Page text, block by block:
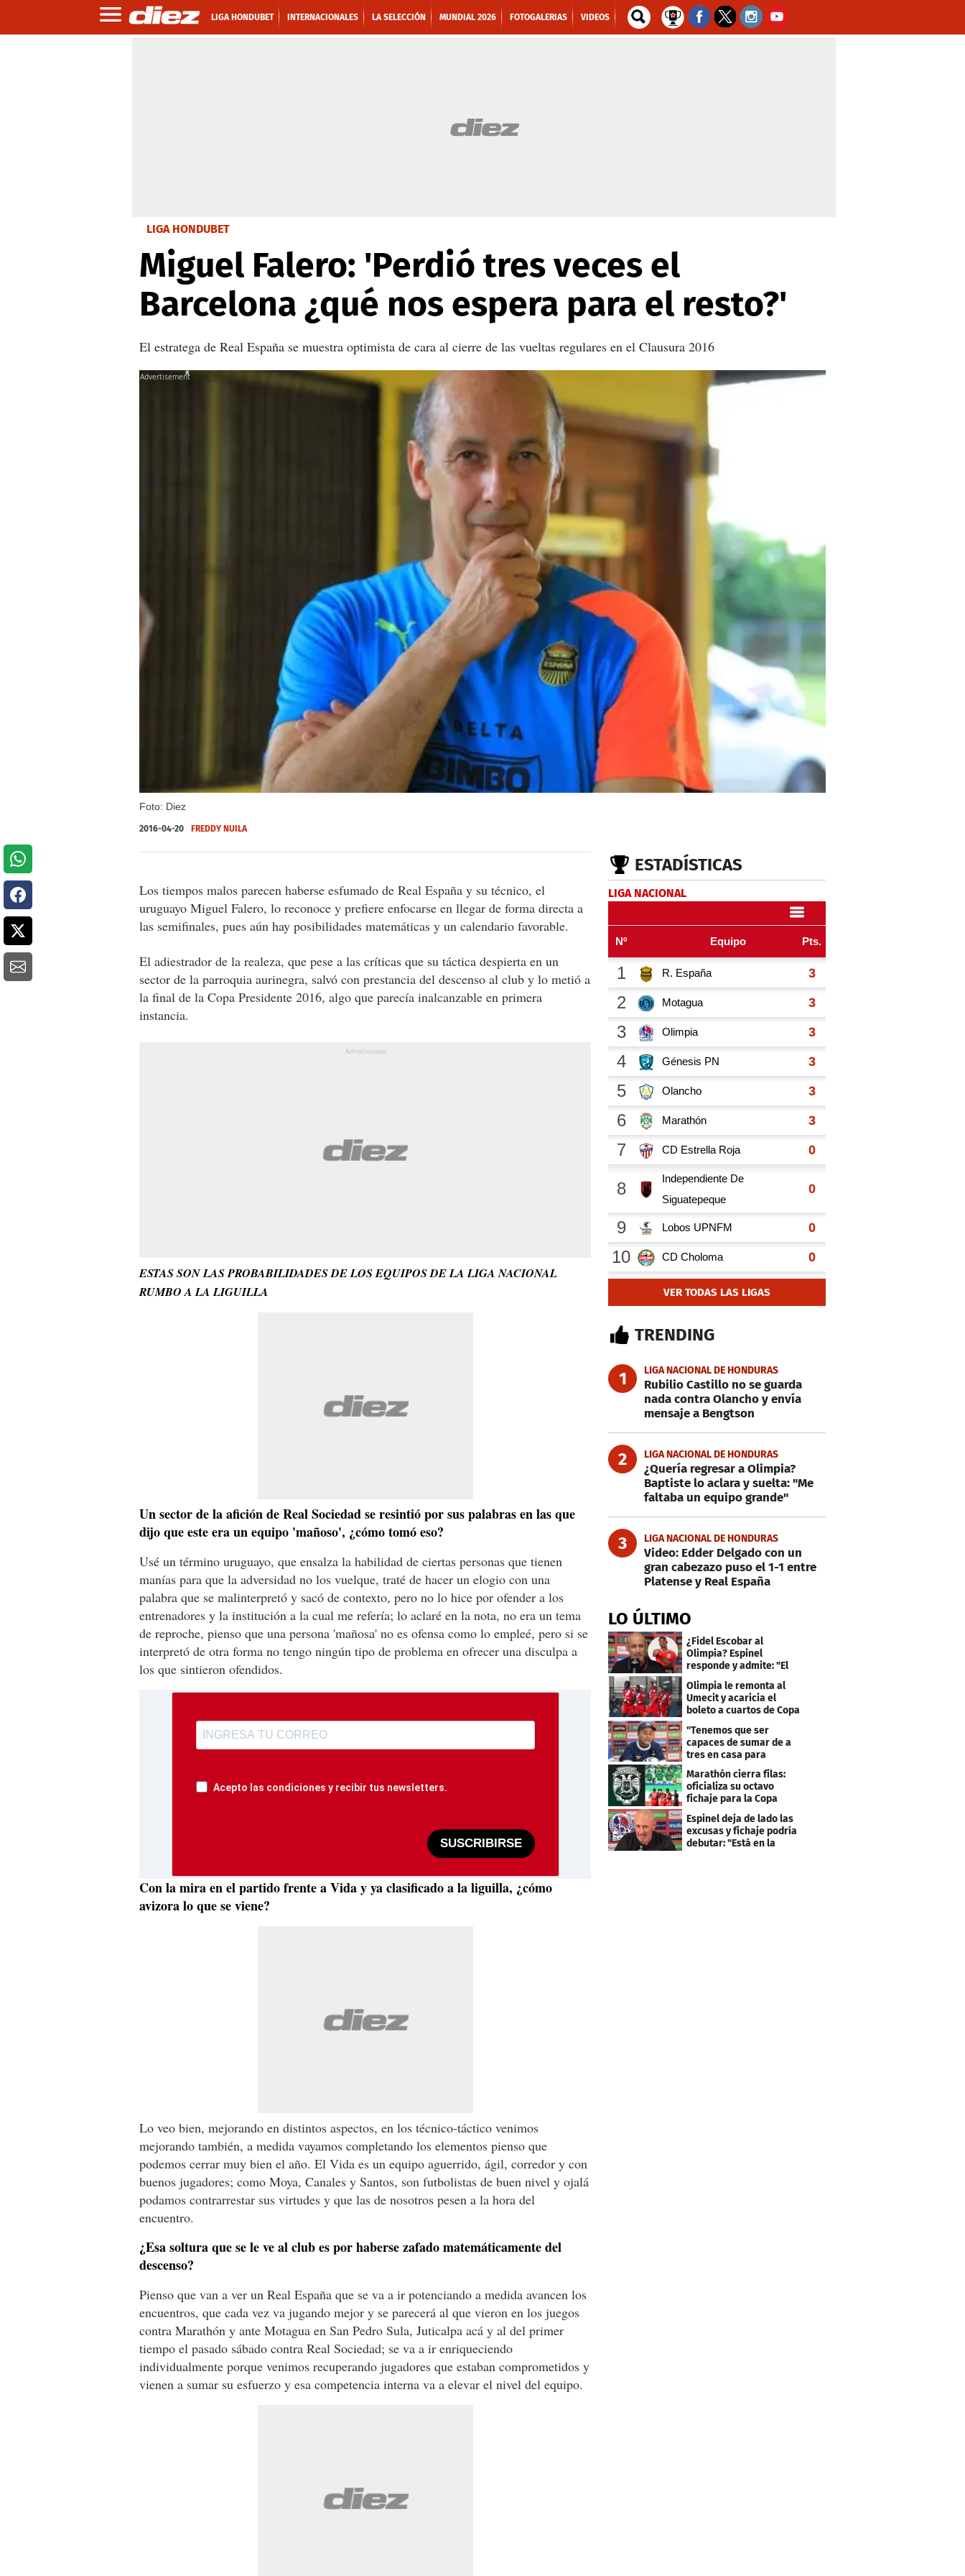
LIGA HONDUBET INTERNACIONALES LA SELECCIÓN MUNDIAL 2026 FOTOGALERIAS VIDEOS
LIGA HONDUBET
Miguel Falero: 'Perdió tres veces el
Barcelona ¿qué nos espera para el resto?'
El estratega de Real España se muestra optimista de cara al cierre de las vueltas regulares en el Clausura 2016
Foto: Diez
X
2016-04-20 FREDDY NUILA
Los tiempos malos parecen haberse esfumado de Real España y su técnico, el
uruguayo Miguel Falero, lo reconoce y prefiere enfocarse en llegar de forma directa a
las semifinales, pues aún hay posibilidades matemáticas y un calendario favorable.
El adiestrador de la realeza, que pese a las críticas que su táctica despierta en un
sector de la parroquia aurinegra, salvó con prestancia del descenso al club y lo metió a
la final de la Copa Presidente 2016, algo que parecía inalcanzable en primera
instancia.
ESTAS SON LAS PROBABILIDADES DE LOS EQUIPOS DE LA LIGA NACIONAL
RUMBO A LA LIGUILLA
Un sector de la afición de Real Sociedad se resintió por sus palabras en las que
dijo que este era un equipo 'mañoso', ¿cómo tomó eso?
Usé un término uruguayo, que ensalza la habilidad de ciertas personas que tienen
manías para que la adversidad no los vuelque, traté de hacer un elogio con una
palabra que se malinterpretó y sacó de contexto, pero no lo hice por ofender a los
entrenadores y la institución a la cual me refería; lo aclaré en la nota, no era un tema
de reproche, pienso que una persona 'mañosa' no es ofensa como lo empleé, pero si se
interpretó de otra forma no tengo ningún tipo de problema en ofrecer una disculpa a
los que sintieron ofendidos.
Acepto las condiciones y recibir tus newsletters.
SUSCRIBIRSE
Con la mira en el partido frente a Vida y ya clasificado a la liguilla, ¿cómo
avizora lo que se viene?
Lo veo bien, mejorando en distintos aspectos, en los técnico-táctico venimos
mejorando también, a medida vayamos completando los elementos pienso que
podemos cerrar muy bien el año. El Vida es un equipo aguerrido, ágil, corredor y con
buenos jugadores; como Moya, Canales y Santos, son futbolistas de buen nivel y ojalá
podamos contrarrestar sus virtudes y que las de nosotros pesen a la hora del
encuentro.
¿Esa soltura que se le ve al club es por haberse zafado matemáticamente del
descenso?
Pienso que van a ver un Real España que se va a ir potenciando a medida avancen los
encuentros, que cada vez va jugando mejor y se parecerá al que vieron en los juegos
contra Marathón y ante Motagua en San Pedro Sula, Juticalpa acá y al del primer
tiempo el pasado sábado contra Real Sociedad; se va a ir enriqueciendo
individualmente porque venimos recuperando jugadores que estaban comprometidos y
vienen a sumar su esfuerzo y esa competencia interna va a elevar el nivel del equipo.
ESTADÍSTICAS
LIGA NACIONAL
VER TODAS LAS LIGAS
TRENDING
1 LIGA NACIONAL DE HONDURAS
Rubilio Castillo no se guarda
nada contra Olancho y envía
mensaje a Bengtson
2 LIGA NACIONAL DE HONDURAS
¿Quería regresar a Olimpia?
Baptiste lo aclara y suelta: "Me
faltaba un equipo grande"
3 LIGA NACIONAL DE HONDURAS
Video: Edder Delgado con un
gran cabezazo puso el 1-1 entre
Platense y Real España
LO ÚLTIMO
¿Fidel Escobar al
Olimpia? Espinel
responde y admite: "El
resultado fue corto"
Olimpia le remonta al
Umecit y acaricia el
boleto a cuartos de Copa
"Tenemos que ser
capaces de sumar de a
tres en casa para
asegurar la
clasificación"
Marathón cierra filas:
oficializa su octavo
fichaje para la Copa
Centroamericana
Espinel deja de lado las
excusas y fichaje podría
debutar: "Está en la